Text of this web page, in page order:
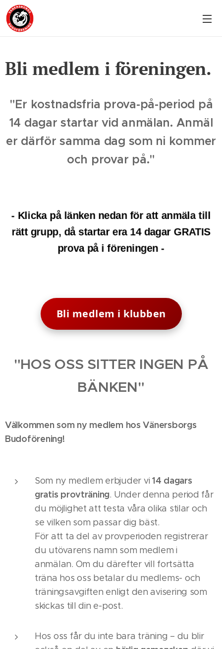
Bli medlem i föreningen.
"Er kostnadsfria prova-på-period på
14 dagar startar vid anmälan. Anmäl
er därför samma dag som ni kommer
och provar på."
- Klicka på länken nedan för att anmäla till
rätt grupp, då startar era 14 dagar GRATIS
prova på i föreningen -
Bli medlem i klubben
"HOS OSS SITTER INGEN PÅ
BÄNKEN"
Välkommen som ny medlem hos Vänersborgs
Budoförening!
Som ny medlem erbjuder vi 14 dagars
gratis provträning. Under denna period får
du möjlighet att testa våra olika stilar och
se vilken som passar dig bäst.
För att ta del av provperioden registrerar
du utövarens namn som medlem i
anmälan. Om du därefter vill fortsätta
träna hos oss betalar du medlems- och
träningsavgiften enligt den avisering som
skickas till din e-post.
Hos oss får du inte bara träning – du blir